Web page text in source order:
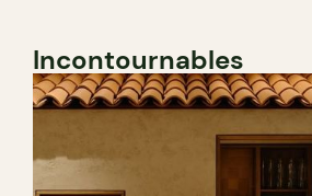
Incontournables